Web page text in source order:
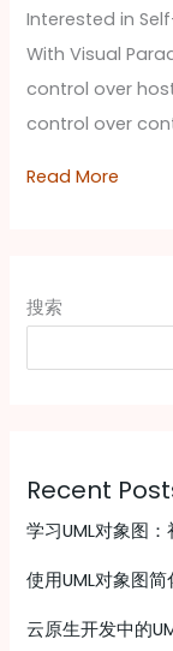
Interested in
With Visual
control over
control over
Read More
搜索
Recent
学习UML对象图
使用UML对象图
云原生开发中的